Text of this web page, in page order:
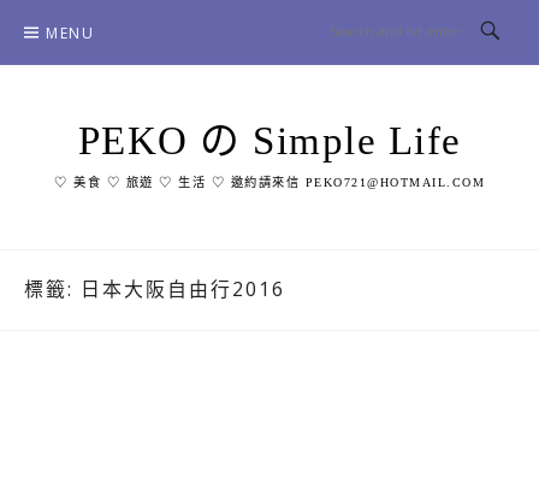
content
MENU
PEKO の Simple Life
♡ 美食 ♡ 旅遊 ♡ 生活 ♡ 邀約請來信 PEKO721@HOTMAIL.COM
標籤: 日本大阪自由行2016